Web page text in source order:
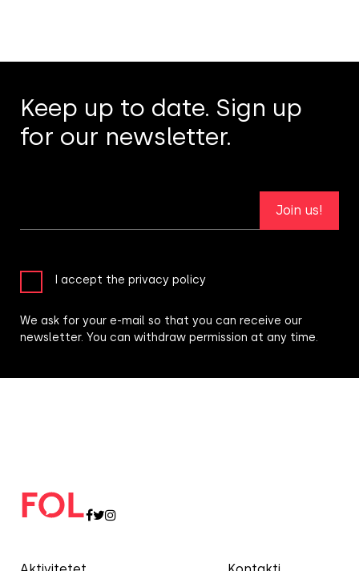
Keep up to date. Sign up
for our newsletter.
Join us!
I accept the privacy policy
We ask for your e-mail so that you can receive our
newsletter. You can withdraw permission at any time.